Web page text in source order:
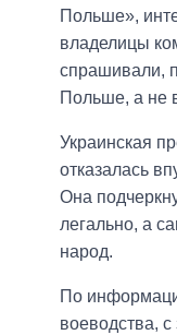
Польше»,
владелицы
спрашивали,
Польше, а не
Украинская
отказалась
Она
легально, а
народ.
По
воеводства,